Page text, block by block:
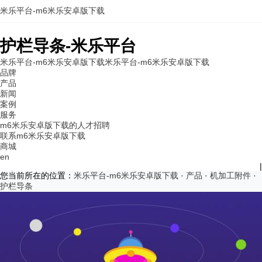
护栏导条-米乐平台
米乐平台-m6米乐安卓版下载米乐平台-m6米乐安卓版下载
品牌
产品
新闻
案例
服务
m6米乐安卓版下载的人才招聘
联系m6米乐安卓版下载
商城
en
|
米乐平台-m6米乐安卓版下载
您当前所在的位置： 米乐平台-m6米乐安卓版下载 · 产品 · 机加工附件 ·
护栏导条